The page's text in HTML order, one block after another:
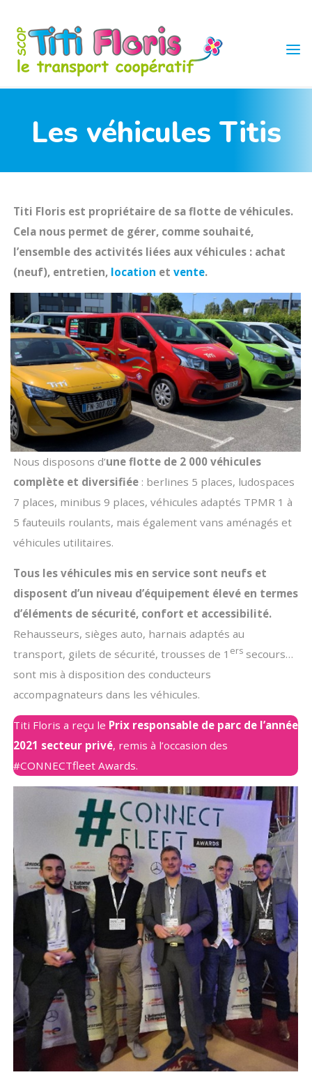
content
TITI
FLORIS
Les véhicules Titis
Titi Floris est propriétaire de sa flotte de véhicules.
Cela nous permet de gérer, comme souhaité,
l’ensemble des activités liées aux véhicules : achat
(neuf), entretien, location etvente.
Nous disposons d’une flotte de 2 000 véhicules
complète et diversifiée : berlines 5 places, ludospaces
7 places, minibus 9 places, véhicules adaptés TPMR 1 à
5 fauteuils roulants, mais également vans aménagés et
véhicules utilitaires.
Tous les véhicules mis en service sont neufs et
disposent d’un niveau d’équipement élevé en termes
d’éléments de sécurité, confort et accessibilité.
Rehausseurs, sièges auto, harnais adaptés au
transport, gilets de sécurité, trousses de 1 ers secours…
sont mis à disposition des conducteurs
accompagnateurs dans les véhicules.
Titi Floris a reçu le Prix responsable de parc de l’année
2021 secteur privé, remis à l’occasion des
#CONNECTfleet Awards.